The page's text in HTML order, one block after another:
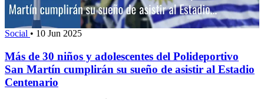
Social • 10 Jun 2025
Más de 30 niños y adolescentes del Polideportivo
San Martín cumplirán su sueño de asistir al Estadio
Centenario